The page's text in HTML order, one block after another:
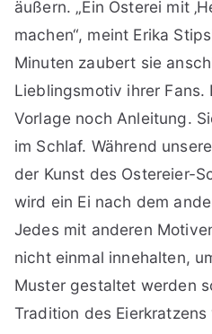
äußern. „Ein Osterei mit
machen“, meint Erika
Minuten zaubert sie
Lieblingsmotiv ihrer
Vorlage noch Anleitung.
im Schlaf. Während
der Kunst des Ostereier-
wird ein Ei nach dem
Jedes mit anderen
nicht einmal innehalten,
Muster gestaltet werden
Tradition des